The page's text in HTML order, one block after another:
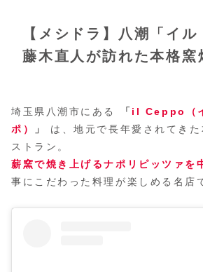
【メシドラ】八潮「イル
藤木直人が訪れた本格窯
埼玉県八潮市にある 「 il Ceppo（
ポ）
」
は、地元で長年愛されてき
ストラン。
薪窯で焼き上げるナポリピッツァを
事にこだわった料理が楽しめる名店